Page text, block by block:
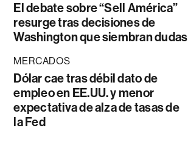
El debate sobre “Sell América”
resurge tras decisiones de
Washington que siembran dudas
MERCADOS
Dólar cae tras débil dato de
empleo en EE.UU. y menor
expectativa de alza de tasas de
la Fed